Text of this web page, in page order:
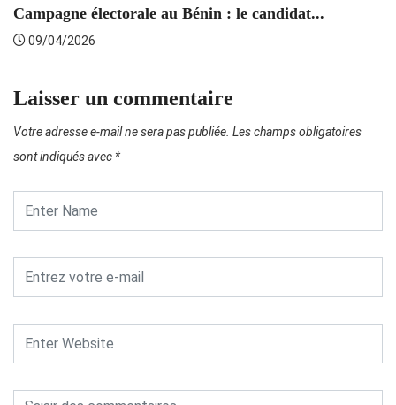
Campagne électorale au Bénin : le candidat...
09/04/2026
Laisser un commentaire
Votre adresse e-mail ne sera pas publiée. Les champs obligatoires
sont indiqués avec *